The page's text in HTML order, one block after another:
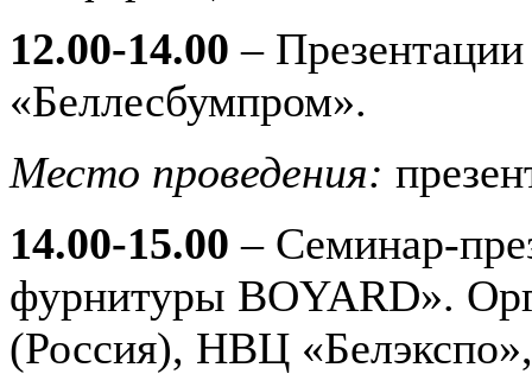
12.00-14.00 –
«Беллесбумпром».
Место проведения:
14.00-15.00 – Семинар-
фурнитуры BOYARD».
(Россия), НВЦ